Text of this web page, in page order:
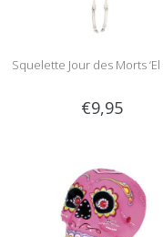
Squelette Jour des Morts ‘El
€9,95